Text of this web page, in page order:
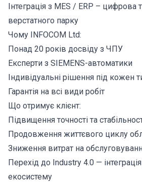
Інтеграція з MES / ERP – цифрова
верстатного парку
Чому INFOCOM Ltd:
Понад 20 років досвіду з ЧПУ
Експерти з SIEMENS-автоматики
Індивідуальні рішення під кожен
Гарантія на всі види робіт
Що отримує клієнт:
Підвищення точності та
Продовження життєвого циклу
Зниження витрат на
Перехід до Industry 4.0 —
екосистему